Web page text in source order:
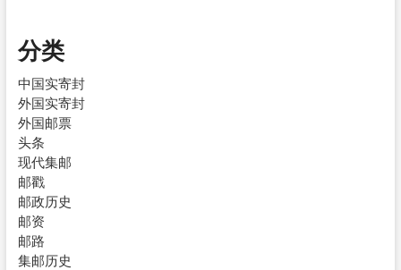
分类
中国实寄封
外国实寄封
外国邮票
头条
现代集邮
邮戳
邮政历史
邮资
邮路
集邮历史